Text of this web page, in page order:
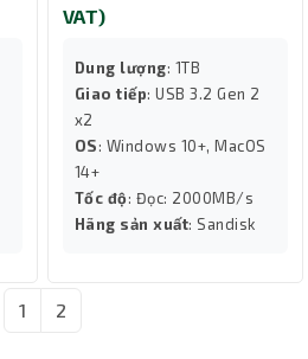
VAT)
Dung lượng: 1TB
Giao tiếp: USB 3.2 Gen 2
x2
OS: Windows 10+, MacOS
14+
Tốc độ: Đọc: 2000MB/s
Hãng sản xuất: Sandisk
1 2